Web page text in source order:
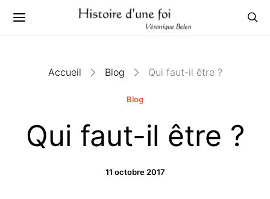
Accueil Blog Qui faut-il être ?
Blog
Qui faut-il être ?
11 octobre 2017